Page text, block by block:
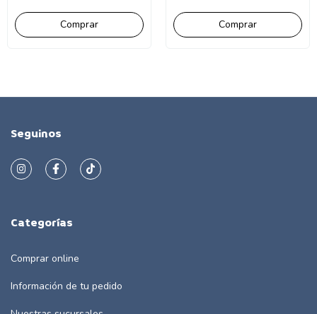
Seguinos
Categorías
Comprar online
Información de tu pedido